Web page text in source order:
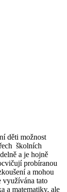
děti možnost
školních
a je hojně
probíranou
a mohou
využívána tato
a matematiky, ale